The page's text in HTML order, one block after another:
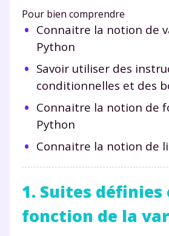
Pour bien comprendre
Connaitre la notion de
Python
Savoir utiliser des
conditionnelles et des
Connaitre la notion de
Python
Connaitre la notion de
1. Suites définies
fonction de la